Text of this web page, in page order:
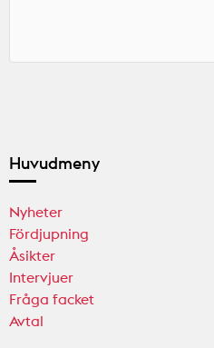
Huvudmeny
Nyheter
Fördjupning
Åsikter
Intervjuer
Fråga facket
Avtal